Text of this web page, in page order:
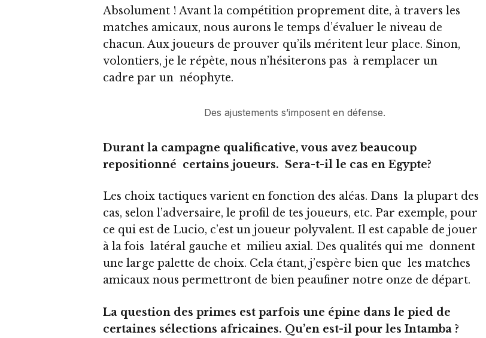
Absolument ! Avant la compétition proprement dite, à travers les
matches amicaux, nous aurons le temps d’évaluer le niveau de
chacun. Aux joueurs de prouver qu’ils méritent leur place. Sinon,
volontiers, je le répète, nous n’hésiterons pas à remplacer un
cadre par un néophyte.
Des ajustements s’imposent en défense.
Durant la campagne qualificative, vous avez beaucoup
repositionné certains joueurs. Sera-t-il le cas en Egypte?
Les choix tactiques varient en fonction des aléas. Dans la plupart des
cas, selon l’adversaire, le profil de tes joueurs, etc. Par exemple, pour
ce qui est de Lucio, c’est un joueur polyvalent. Il est capable de jouer
à la fois latéral gauche et milieu axial. Des qualités qui me donnent
une large palette de choix. Cela étant, j’espère bien que les matches
amicaux nous permettront de bien peaufiner notre onze de départ.
La question des primes est parfois une épine dans le pied de
certaines sélections africaines. Qu’en est-il pour les Intamba ?